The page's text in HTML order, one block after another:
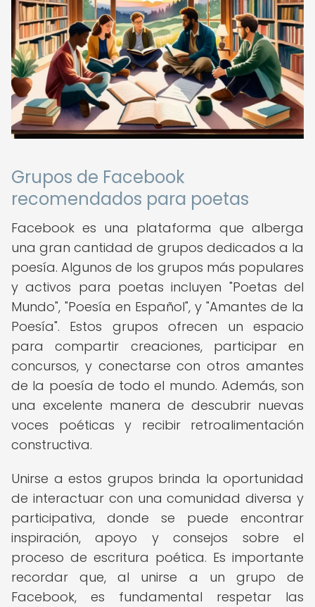
Grupos de Facebook
recomendados para poetas
Facebook es una plataforma que alberga
una gran cantidad de grupos dedicados a la
poesía. Algunos de los grupos más populares
y activos para poetas incluyen "Poetas del
Mundo", "Poesía en Español", y "Amantes de la
Poesía". Estos grupos ofrecen un espacio
para compartir creaciones, participar en
concursos, y conectarse con otros amantes
de la poesía de todo el mundo. Además, son
una excelente manera de descubrir nuevas
voces poéticas y recibir retroalimentación
constructiva.
Unirse a estos grupos brinda la oportunidad
de interactuar con una comunidad diversa y
participativa, donde se puede encontrar
inspiración, apoyo y consejos sobre el
proceso de escritura poética. Es importante
recordar que, al unirse a un grupo de
Facebook, es fundamental respetar las